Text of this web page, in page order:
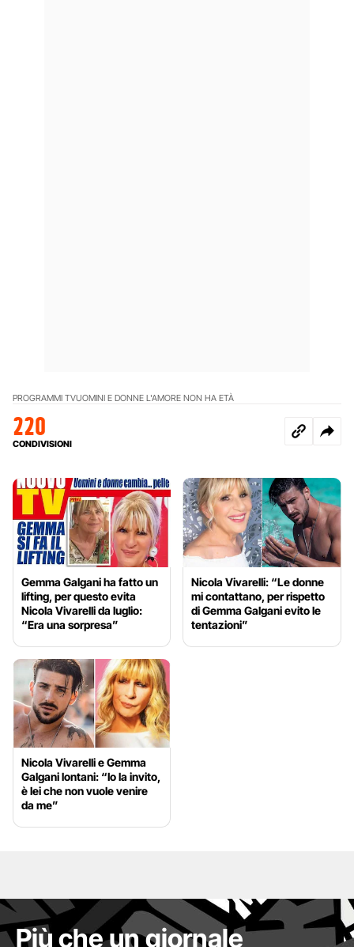
PROGRAMMI TVUOMINI E DONNE L'AMORE NON HA ETÀ
220
CONDIVISIONI
Gemma Galgani ha fatto un
lifting, per questo evita
Nicola Vivarelli da luglio:
“Era una sorpresa”
Nicola Vivarelli: “Le donne
mi contattano, per rispetto
di Gemma Galgani evito le
tentazioni”
Nicola Vivarelli e Gemma
Galgani lontani: “Io la invito,
è lei che non vuole venire
da me”
Più che un giornale